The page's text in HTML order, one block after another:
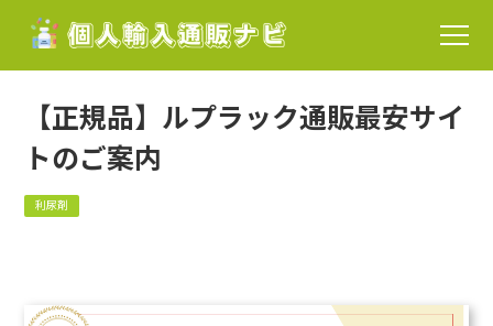
【正規品】ルプラック通販最安サイ
トのご案内
利尿剤